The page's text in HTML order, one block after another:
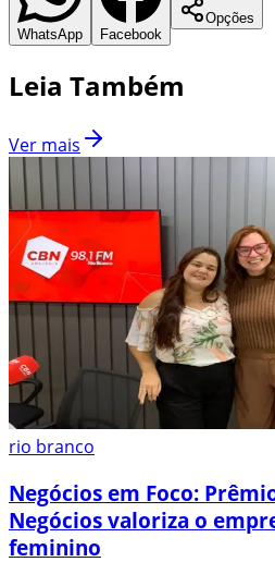
WhatsApp Facebook
Opções
Leia Também
Ver mais
rio branco
Negócios em Foco:
Negócios valoriza o
feminino